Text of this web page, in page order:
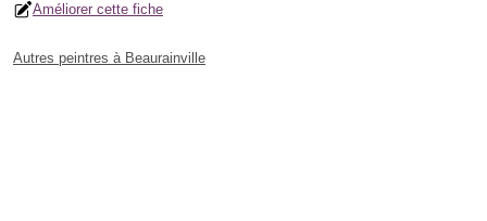
Améliorer cette fiche
Autres peintres à Beaurainville